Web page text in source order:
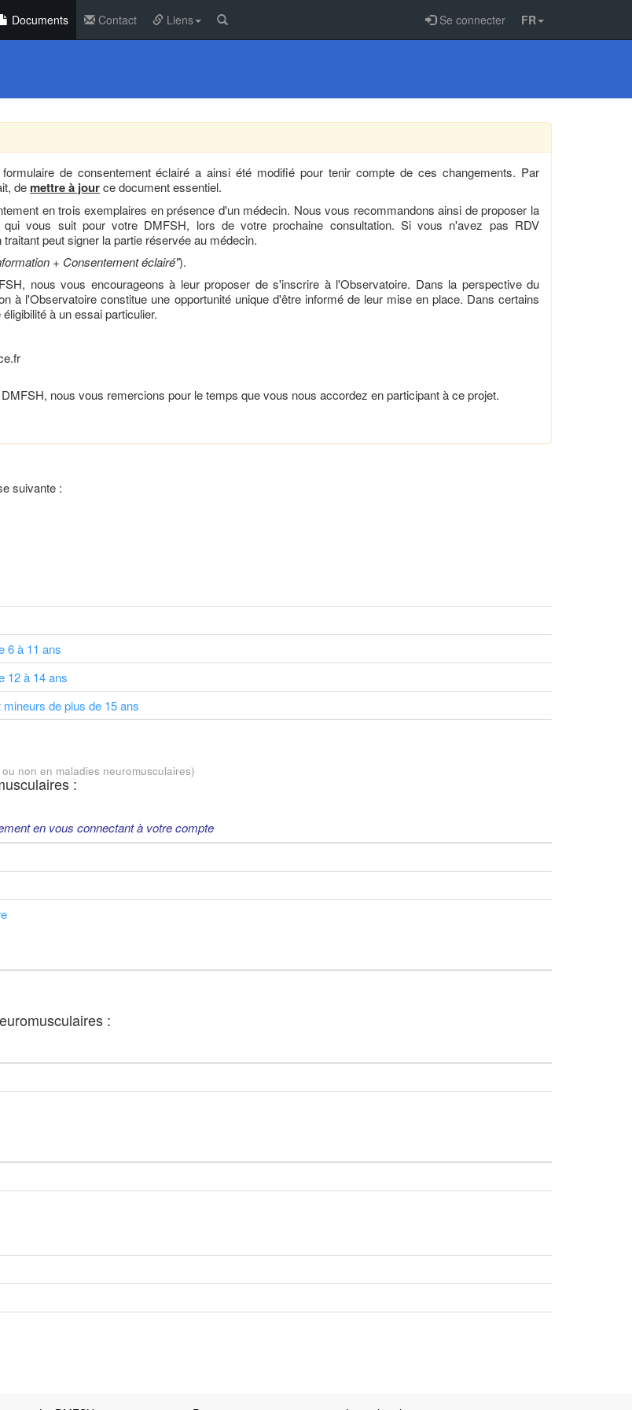
Documents Contact Liens Se connecter FR
de consentement éclairé a ainsi été modifié pour tenir compte de ces changements. Par
de mettre à jource document essentiel.
en trois exemplaires en présence d'un médecin. Nous vous recommandons ainsi de proposer la
vous suit pour votre DMFSH, lors de votre prochaine consultation. Si vous n'avez pas RDV
peut signer la partie réservée au médecin.
+ Consentement éclairé").
nous vous encourageons à leur proposer de s'inscrire à l'Observatoire. Dans la perspective du
à l'Observatoire constitue une opportunité unique d'être informé de leur mise en place. Dans certains
à un essai particulier.
nous vous remercions pour le temps que vous nous accordez en participant à ce projet.
suivante :
6 à 11 ans
12 à 14 ans
de plus de 15 ans
non en maladies neuromusculaires)
:
en vous connectant à votre compte
: